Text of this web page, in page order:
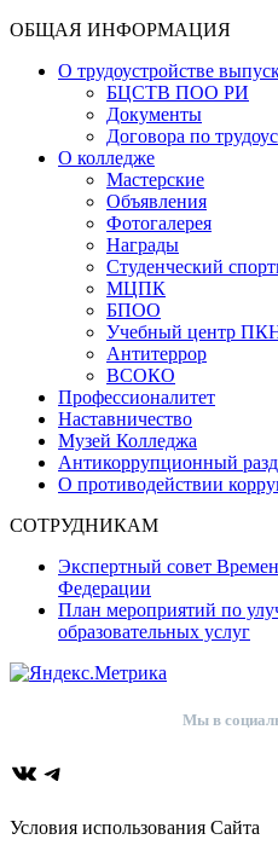
ОБЩАЯ ИНФОРМАЦИЯ
О трудоустройстве
БЦСТВ ПОО РИ
Документы
Договора по
О колледже
Мастерские
Объявления
Фотогалерея
Награды
Студенческий
МЦПК
БПОО
Учебный центр
Антитеррор
ВСОКО
Профессионалитет
Наставничество
Музей Колледжа
Антикоррупционный
О противодействии
СОТРУДНИКАМ
Экспертный совет
Федерации
План мероприятий по
образовательных услуг
Мы в
ВКонтакте
Telegram
Условия использования Сайта